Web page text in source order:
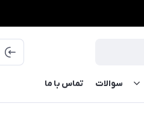
سوالات تماس با ما